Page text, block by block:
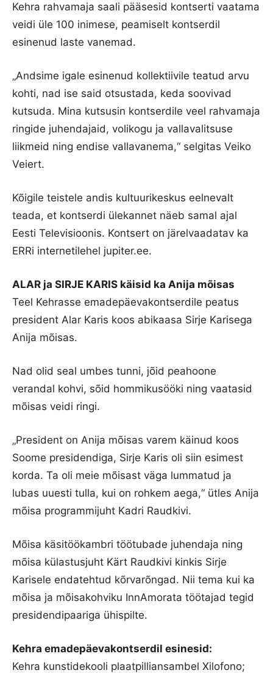
Kehra rahvamaja saali pääsesid kontserti vaatama
veidi üle 100 inimese, peamiselt kontserdil
esinenud laste vanemad.
„Andsime igale esinenud kollektiivile teatud arvu
kohti, nad ise said otsustada, keda soovivad
kutsuda. Mina kutsusin kontserdile veel rahvamaja
ringide juhendajaid, volikogu ja vallavalitsuse
liikmeid ning endise vallavanema,“ selgitas Veiko
Veiert.
Kõigile teistele andis kultuurikeskus eelnevalt
teada, et kontserdi ülekannet näeb samal ajal
Eesti Televisioonis. Kontsert on järelvaadatav ka
ERRi internetilehel jupiter.ee.
ALAR ja SIRJE KARIS käisid ka Anija mõisas
Teel Kehrasse emadepäevakontserdile peatus
president Alar Karis koos abikaasa Sirje Karisega
Anija mõisas.
Nad olid seal umbes tunni, jõid peahoone
verandal kohvi, sõid hommikusööki ning vaatasid
mõisas veidi ringi.
„President on Anija mõisas varem käinud koos
Soome presidendiga, Sirje Karis oli siin esimest
korda. Ta oli meie mõisast väga lummatud ja
lubas uuesti tulla, kui on rohkem aega,“ ütles Anija
mõisa programmijuht Kadri Raudkivi.
Mõisa käsitöökambri töötubade juhendaja ning
mõisa külastusjuht Kärt Raudkivi kinkis Sirje
Karisele endatehtud kõrvarõngad. Nii tema kui ka
mõisa ja mõisakohviku InnAmorata töötajad tegid
presidendipaariga ühispilte.
Kehra emadepäevakontserdil esinesid:
Kehra kunstidekooli plaatpilliansambel Xilofono;